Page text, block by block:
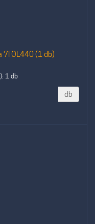
OL440 (1 db)
1 db
db